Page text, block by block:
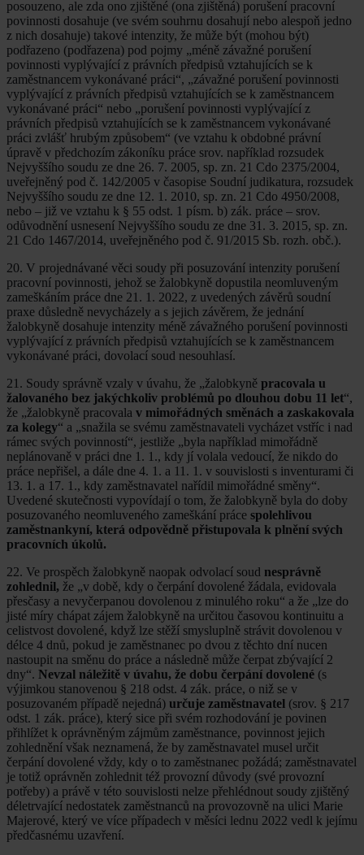
posouzeno, ale zda ono zjištěné (ona zjištěná) porušení pracovní
povinnosti dosahuje (ve svém souhrnu dosahují nebo alespoň jedno
z nich dosahuje) takové intenzity, že může být (mohou být)
podřazeno (podřazena) pod pojmy „méně závažné porušení
povinnosti vyplývající z právních předpisů vztahujících se k
zaměstnancem vykonávané práci“, „závažné porušení povinnosti
vyplývající z právních předpisů vztahujících se k zaměstnancem
vykonávané práci“ nebo „porušení povinnosti vyplývající z
právních předpisů vztahujících se k zaměstnancem vykonávané
práci zvlášť hrubým způsobem“ (ve vztahu k obdobné právní
úpravě v předchozím zákoníku práce srov. například rozsudek
Nejvyššího soudu ze dne 26. 7. 2005, sp. zn. 21 Cdo 2375/2004,
uveřejněný pod č. 142/2005 v časopise Soudní judikatura, rozsudek
Nejvyššího soudu ze dne 12. 1. 2010, sp. zn. 21 Cdo 4950/2008,
nebo – již ve vztahu k § 55 odst. 1 písm. b) zák. práce – srov.
odůvodnění usnesení Nejvyššího soudu ze dne 31. 3. 2015, sp. zn.
21 Cdo 1467/2014, uveřejněného pod č. 91/2015 Sb. rozh. obč.).
20. V projednávané věci soudy při posuzování intenzity porušení
pracovní povinnosti, jehož se žalobkyně dopustila neomluveným
zameškáním práce dne 21. 1. 2022, z uvedených závěrů soudní
praxe důsledně nevycházely a s jejich závěrem, že jednání
žalobkyně dosahuje intenzity méně závažného porušení povinnosti
vyplývající z právních předpisů vztahujících se k zaměstnancem
vykonávané práci, dovolací soud nesouhlasí.
21. Soudy správně vzaly v úvahu, že „žalobkyně pracovala u
žalovaného bez jakýchkoliv problémů po dlouhou dobu 11 let“,
že „žalobkyně pracovala v mimořádných směnách a zaskakovala
za kolegy“ a „snažila se svému zaměstnavateli vycházet vstříc i nad
rámec svých povinností“, jestliže „byla například mimořádně
neplánovaně v práci dne 1. 1., kdy jí volala vedoucí, že nikdo do
práce nepřišel, a dále dne 4. 1. a 11. 1. v souvislosti s inventurami či
13. 1. a 17. 1., kdy zaměstnavatel nařídil mimořádné směny“.
Uvedené skutečnosti vypovídají o tom, že žalobkyně byla do doby
posuzovaného neomluveného zameškání práce spolehlivou
zaměstnankyní, která odpovědně přistupovala k plnění svých
pracovních úkolů.
22. Ve prospěch žalobkyně naopak odvolací soud nesprávně
zohlednil, že „v době, kdy o čerpání dovolené žádala, evidovala
přesčasy a nevyčerpanou dovolenou z minulého roku“ a že „lze do
jisté míry chápat zájem žalobkyně na určitou časovou kontinuitu a
celistvost dovolené, když lze stěží smysluplně strávit dovolenou v
délce 4 dnů, pokud je zaměstnanec po dvou z těchto dní nucen
nastoupit na směnu do práce a následně může čerpat zbývající 2
dny“. Nevzal náležitě v úvahu, že dobu čerpání dovolené (s
výjimkou stanovenou § 218 odst. 4 zák. práce, o niž se v
posuzovaném případě nejedná) určuje zaměstnavatel (srov. § 217
odst. 1 zák. práce), který sice při svém rozhodování je povinen
přihlížet k oprávněným zájmům zaměstnance, povinnost jejich
zohlednění však neznamená, že by zaměstnavatel musel určit
čerpání dovolené vždy, kdy o to zaměstnanec požádá; zaměstnavatel
je totiž oprávněn zohlednit též provozní důvody (své provozní
potřeby) a právě v této souvislosti nelze přehlédnout soudy zjištěný
déletrvající nedostatek zaměstnanců na provozovně na ulici Marie
Majerové, který ve více případech v měsíci lednu 2022 vedl k jejímu
předčasnému uzavření.